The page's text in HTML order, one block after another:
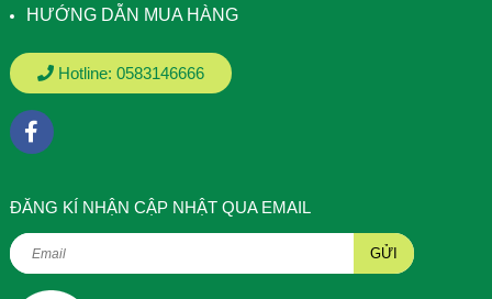
HƯỚNG DẪN MUA HÀNG
Hotline: 0583146666
ÐĂNG KÍ NHẬN CẬP NHẬT QUA EMAIL
GỬI